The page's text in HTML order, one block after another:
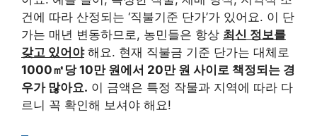
건에 따라 산정되는 ‘직불기준 단가’가 있어요. 이 단
가는 매년 변동하므로, 농민들은 항상 최신 정보를
갖고 있어야해요. 현재 직불금 기준 단가는 대체로
1000㎡당 10만 원에서 20만 원 사이로 책정되는 경
우가 많아요. 이 금액은 특정 작물과 지역에 따라 다
르니 꼭 확인해 보셔야 해요!